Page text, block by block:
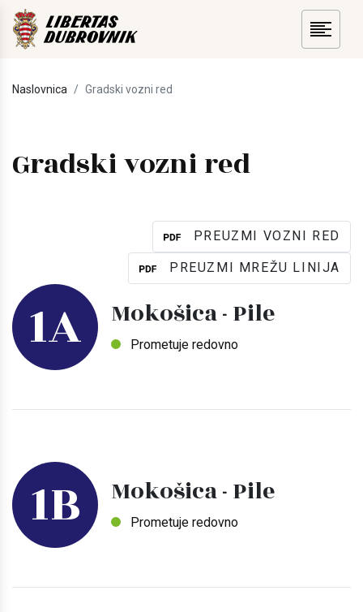
Naslovnica Gradski vozni red
Gradski vozni red
PREUZMI VOZNI RED
PREUZMI MREŽU LINIJA
1A Mokošica - Pile
Prometuje redovno
1B Mokošica - Pile
Prometuje redovno